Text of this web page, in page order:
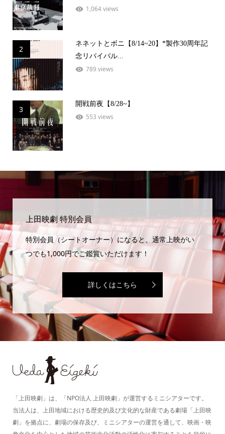
1,064 views
2
ネネットとボニ【8/14~20】*製作30周年記
念リバイバル...
789 views
3
開戦前夜【8/28~】
553 views
上田映劇 特別会員
特別会員（シートオーナー）になると、通常上映がい
つでも1,000円でご鑑賞いただけます！
詳しくはこちら
「上田映劇」は、「NPO法人 上田映劇」が運営するミニシアターです。
当法人は、上田地域における歴史的及び文化的な財産である劇場「上田映
劇」を拠点に、劇場の保存及び、ミニシアターの運営を通して、映画・映